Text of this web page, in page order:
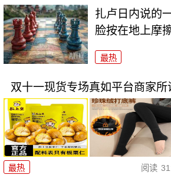
扎卢日内说的
脸按在地上摩
最热
双十一现货专场真如平台商家所
最热 阅读